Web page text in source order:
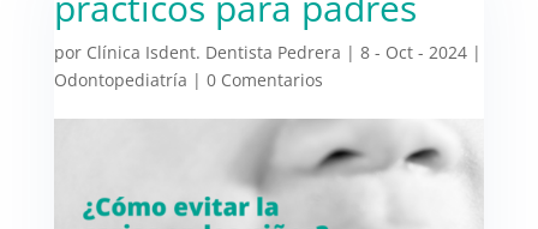
por Clínica Isdent. Dentista Pedrera | 8 - Oct - 2024|
Odontopediatría | 0 Comentarios